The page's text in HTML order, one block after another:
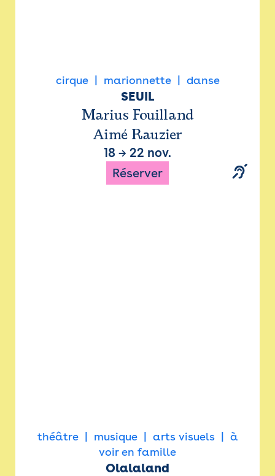
cirque marionnette danse
SEUIL
Marius Fouilland
Aimé Rauzier
18 → 22 nov.
Réserver
théâtre musique arts visuels
à
voir en famille
Olalaland